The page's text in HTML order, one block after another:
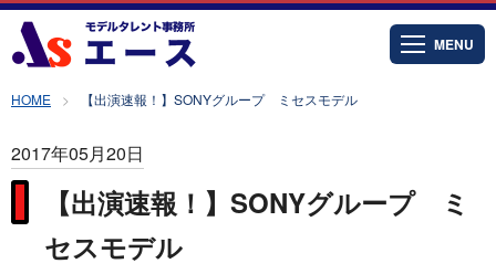
MENU
HOME 【出演速報！】SONYグループ ミセスモデル
2017年05月20日
【出演速報！】SONYグループ ミ
セスモデル